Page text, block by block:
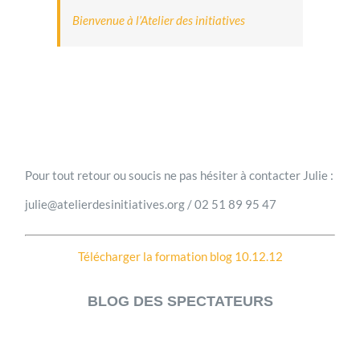
Bienvenue à l’Atelier des initiatives
Pour tout retour ou soucis ne pas hésiter à contacter Julie :
julie@atelierdesinitiatives.org / 02 51 89 95 47
Télécharger la formation blog 10.12.12
BLOG DES SPECTATEURS